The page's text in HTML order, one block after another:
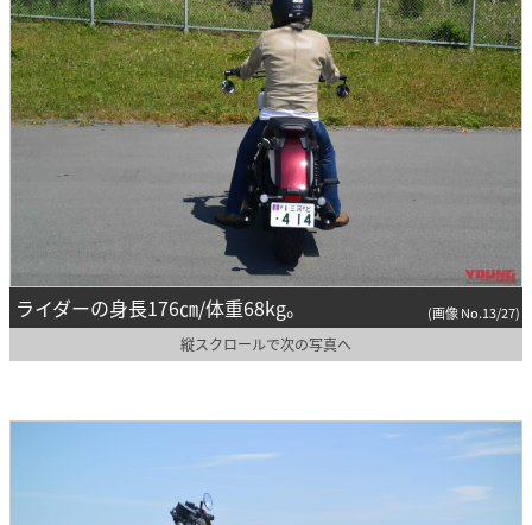
ライダーの身長176㎝/体重68kg。 (画像 No.13/27)
縦スクロールで次の写真へ